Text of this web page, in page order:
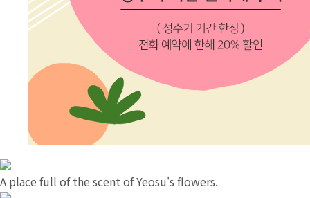
A place full of the scent of Yeosu's flowers.